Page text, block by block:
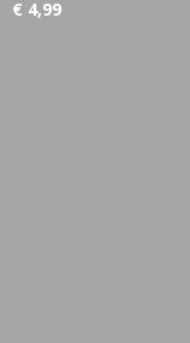
€ 4,99